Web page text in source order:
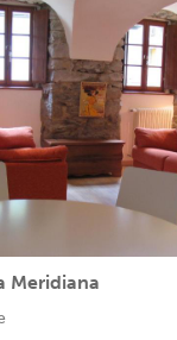
Meridiana